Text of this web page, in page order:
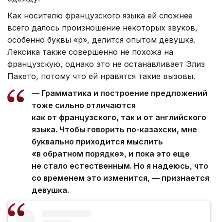
Как носителю французского языка ей сложнее
всего далось произношение некоторых звуков,
особенно буквы «р», делится опытом девушка.
Лексика также совершенно не похожа на
французскую, однако это не останавливает Элиз
Пакето, потому что ей нравятся такие вызовы.
— Грамматика и построение предложений
тоже сильно отличаются
как от французского, так и от английского
языка. Чтобы говорить по-казахски, мне
буквально приходится мыслить
«в обратном порядке», и пока это еще
не стало естественным. Но я надеюсь, что
со временем это изменится, — признается
девушка.